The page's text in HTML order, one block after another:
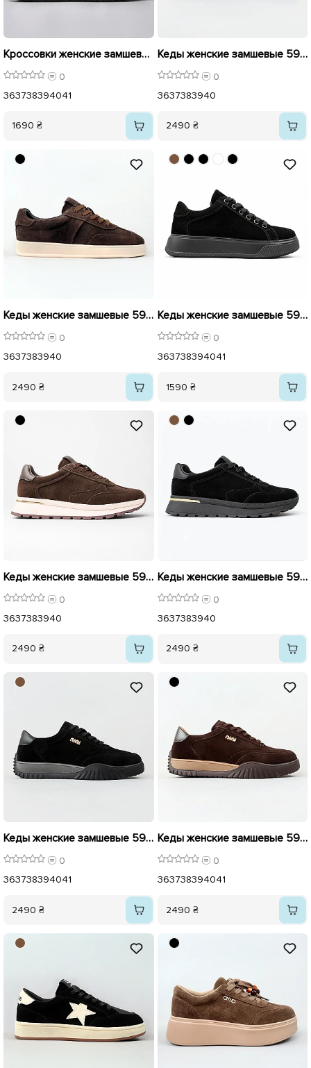
Кроссовки женские замшевые 595973 Черные
0
363738394041
1690 ₴
Кеды женские замшевые 596168 Черные
0
3637383940
2490 ₴
Кеды женские замшевые 596169 Коричневые
0
3637383940
2490 ₴
Кеды женские замшевые 592755 Черные
0
363738394041
1590 ₴
Кеды женские замшевые 596292 Коричневые
0
3637383940
2490 ₴
Кеды женские замшевые 596291 Черные
0
3637383940
2490 ₴
Кеды женские замшевые 596209 Черные
0
363738394041
2490 ₴
Кеды женские замшевые 596170 Шоколад
0
363738394041
2490 ₴